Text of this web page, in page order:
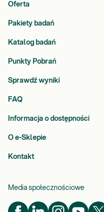
Oferta
Pakiety badań
Katalog badań
Punkty Pobrań
Sprawdź wyniki
FAQ
Informacja o dostępności
O e-Sklepie
Kontakt
Media społecznościowe